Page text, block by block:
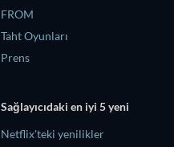
FROM
Taht Oyunları
Prens
Sağlayıcıdaki en iyi 5 yeni
Netflix'teki yenilikler